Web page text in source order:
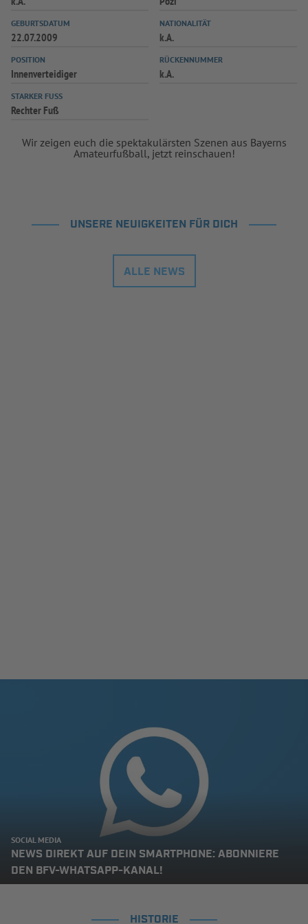
SPIELPLUS
GEBURTSDATUM
22.07.2009
NATIONALITÄT
k.A.
POSITION
Innenverteidiger
RÜCKENNUMMER
k.A.
STARKER FUSS
Rechter Fuß
Wir zeigen euch die spektakulärsten Szenen aus Bayerns
Amateurfußball, jetzt reinschauen!
UNSERE NEUIGKEITEN FÜR DICH
ALLE NEWS
SOCIAL MEDIA
NEWS DIREKT AUF DEIN SMARTPHONE: ABONNIERE
DEN BFV-WHATSAPP-KANAL!
HISTORIE